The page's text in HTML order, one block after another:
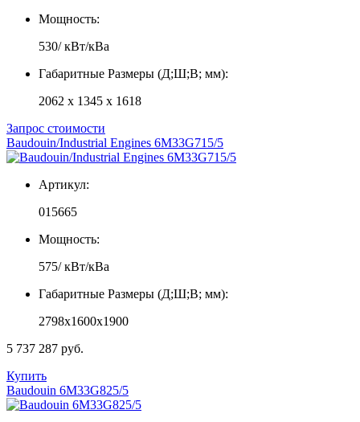
Мощность:
530/ кВт/кВа
Габаритные Размеры (Д;Ш;В; мм):
2062 x 1345 x 1618
Запрос стоимости
Baudouin/Industrial Engines 6M33G715/5
Артикул:
015665
Мощность:
575/ кВт/кВа
Габаритные Размеры (Д;Ш;В; мм):
2798x1600x1900
5 737 287 руб.
Купить
Baudouin 6M33G825/5